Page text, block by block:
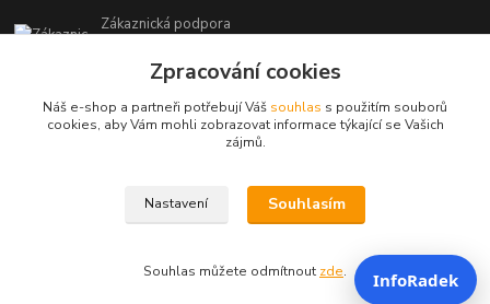
Zákaznická podpora
(Po-Pá, 9-19 hod.)
info@infoproinfo.cz
RadovanCZ 2023-25
Eshop-rychle.cz
Zpracování cookies
Náš e-shop a partneři potřebují Váš souhlas s použitím souborů
cookies, aby Vám mohli zobrazovat informace týkající se Vašich
zájmů.
Nastavení Souhlasím
Souhlas můžete odmítnout zde. InfoRadek